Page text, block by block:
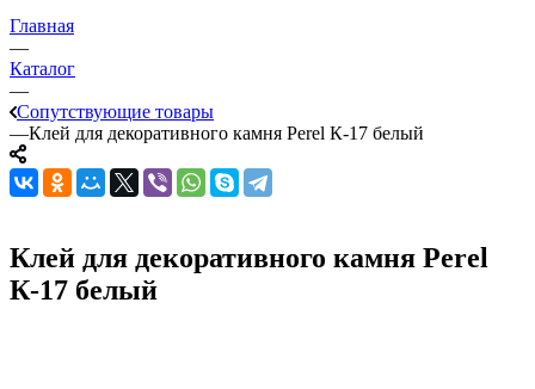
Главная
—
Каталог
—
Сопутствующие товары
—Клей для декоративного камня Perel К-17 белый
Клей для декоративного камня Perel
К-17 белый